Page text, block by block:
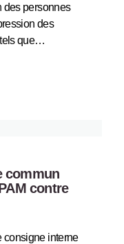
des personnes
des
tels que…
commun
contre
consigne interne